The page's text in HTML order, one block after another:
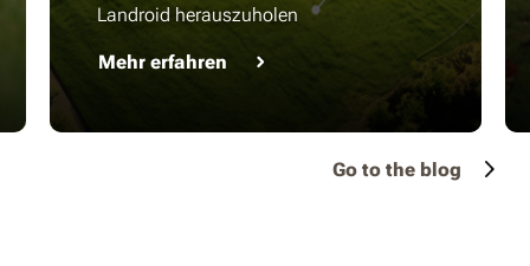
Landroid herauszuholen
Mehr erfahren
Go to the blog